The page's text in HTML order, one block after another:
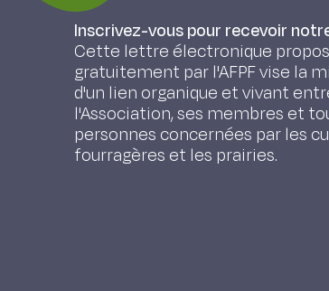
Inscrivez-vous pour recevoir
Cette lettre électronique
gratuitement par l'AFPF vise la
d'un lien organique et vivant
l'Association, ses membres et
personnes concernées par les
fourragères et les prairies.